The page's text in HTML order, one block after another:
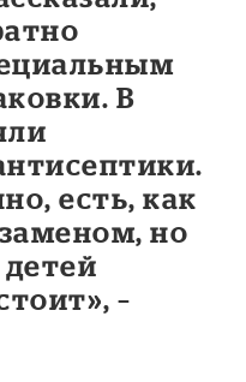
В
есть, как
но
детей
–